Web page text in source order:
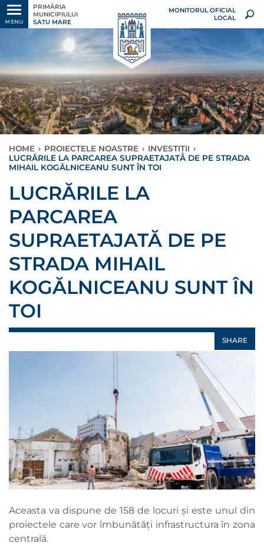
MENU
PRIMĂRIA
MUNICIPIULUI
SATU MARE
MONITORUL OFICIAL
LOCAL
HOME › PROIECTELE NOASTRE › INVESTIȚII ›
LUCRĂRILE LA PARCAREA SUPRAETAJATĂ DE PE STRADA
MIHAIL KOGĂLNICEANU SUNT ÎN TOI
LUCRĂRILE LA
PARCAREA
SUPRAETAJATĂ DE PE
STRADA MIHAIL
KOGĂLNICEANU SUNT ÎN
TOI
SHARE
Aceasta va dispune de 158 de locuri și este unul din
proiectele care vor îmbunătăți infrastructura în zona
centrală.